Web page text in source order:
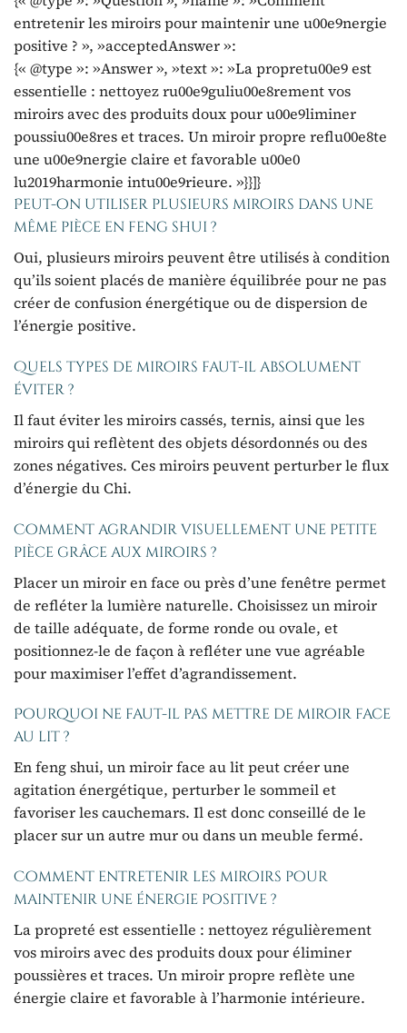
entretenir les miroirs pour maintenir une u00e9nergie
positive ? », »acceptedAnswer »:
{« @type »: »Answer », »text »: »La propretu00e9 est
essentielle : nettoyez ru00e9guliu00e8rement vos
miroirs avec des produits doux pour u00e9liminer
poussiu00e8res et traces. Un miroir propre reflu00e8te
une u00e9nergie claire et favorable u00e0
lu2019harmonie intu00e9rieure. »}}]}
Peut-on utiliser plusieurs miroirs dans une
même pièce en feng shui ?
Oui, plusieurs miroirs peuvent être utilisés à condition
qu’ils soient placés de manière équilibrée pour ne pas
créer de confusion énergétique ou de dispersion de
l’énergie positive.
Quels types de miroirs faut-il absolument
éviter ?
Il faut éviter les miroirs cassés, ternis, ainsi que les
miroirs qui reflètent des objets désordonnés ou des
zones négatives. Ces miroirs peuvent perturber le flux
d’énergie du Chi.
Comment agrandir visuellement une petite
pièce grâce aux miroirs ?
Placer un miroir en face ou près d’une fenêtre permet
de refléter la lumière naturelle. Choisissez un miroir
de taille adéquate, de forme ronde ou ovale, et
positionnez-le de façon à refléter une vue agréable
pour maximiser l’effet d’agrandissement.
Pourquoi ne faut-il pas mettre de miroir face
au lit ?
En feng shui, un miroir face au lit peut créer une
agitation énergétique, perturber le sommeil et
favoriser les cauchemars. Il est donc conseillé de le
placer sur un autre mur ou dans un meuble fermé.
Comment entretenir les miroirs pour
maintenir une énergie positive ?
La propreté est essentielle : nettoyez régulièrement
vos miroirs avec des produits doux pour éliminer
poussières et traces. Un miroir propre reflète une
énergie claire et favorable à l’harmonie intérieure.